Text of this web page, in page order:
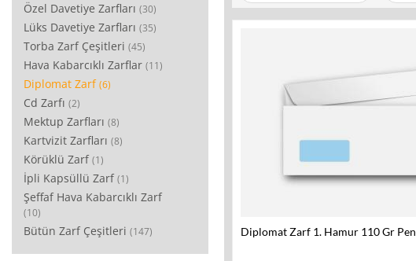
Özel Davetiye Zarfları (30)
Lüks Davetiye Zarfları (35)
Torba Zarf Çeşitleri (45)
Hava Kabarcıklı Zarflar (11)
Diplomat Zarf (6)
Cd Zarfı (2)
Mektup Zarfları (8)
Kartvizit Zarfları (8)
Körüklü Zarf (1)
İpli Kapsüllü Zarf (1)
Şeffaf Hava Kabarcıklı Zarf
(10)
Bütün Zarf Çeşitleri (147) Diplomat Zarf 1. Hamur 110 Gr